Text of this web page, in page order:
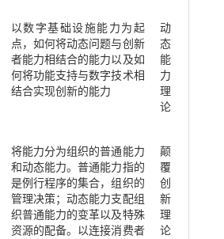
以数字基础设施能力为起
点，如何将动态问题与创新
者能力相结合的能力以及如
何将功能支持与数字技术相
结合实现创新的能力
动
态
能
力
理
论
将能力分为组织的普通能力
和动态能力。普通能力指的
是例行程序的集合，组织的
管理决策；动态能力支配组
织普通能力的变革以及特殊
资源的配备。以连接消费者
颠
覆
创
新
理
论